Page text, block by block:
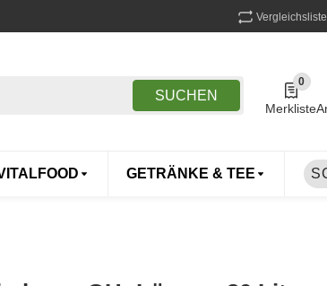
Vergleichsliste
SUCHEN
0
0
Merkliste
GETRÄNKE & TEE